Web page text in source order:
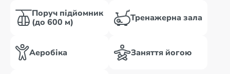
Поруч підйомник
(до 600 м)
Тренажерна зала
Аеробіка Заняття йогою